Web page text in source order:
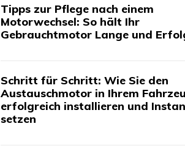
Tipps zur Pflege nach einem
Motorwechsel: So hält Ihr
Gebrauchtmotor Lange und
Schritt für Schritt: Wie Sie den
Austauschmotor in Ihrem
erfolgreich installieren und
setzen